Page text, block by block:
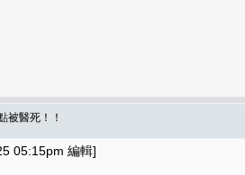
被醫死！！
05:15pm 編輯]